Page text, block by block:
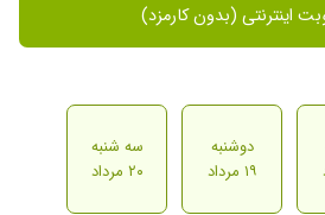
اینترنتی (بدون کارمزد)
دوشنبه
۱۹ مرداد
سه شنبه
۲۰ مرداد